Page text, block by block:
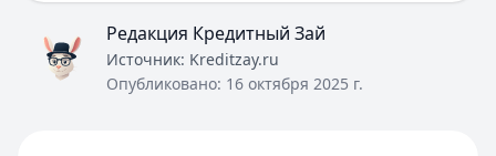
Редакция Кредитный Зай
Источник: Kreditzay.ru
Опубликовано: 16 октября 2025 г.